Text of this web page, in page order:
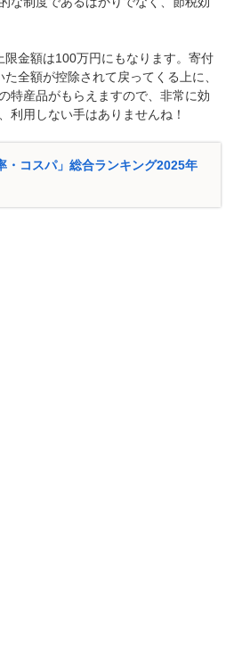
金額は100万円にもなります。寄付
全額が控除されて戻ってくる上に、
特産品がもらえますので、非常に効
利用しない手はありませんね！
・コスパ」総合ランキング2025年